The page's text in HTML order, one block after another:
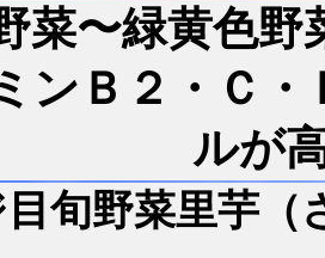
菜〜緑黄色
ンＢ２・Ｃ
ルが
旬野菜里芋（